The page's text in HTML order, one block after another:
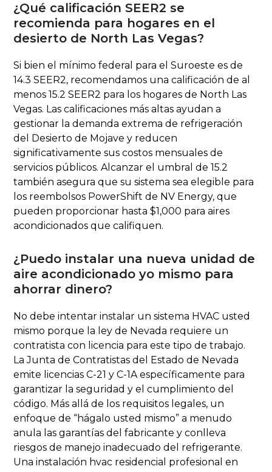
¿Qué calificación SEER2 se
recomienda para hogares en el
desierto de North Las Vegas?
Si bien el mínimo federal para el Suroeste es de
14.3 SEER2, recomendamos una calificación de al
menos 15.2 SEER2 para los hogares de North Las
Vegas. Las calificaciones más altas ayudan a
gestionar la demanda extrema de refrigeración
del Desierto de Mojave y reducen
significativamente sus costos mensuales de
servicios públicos. Alcanzar el umbral de 15.2
también asegura que su sistema sea elegible para
los reembolsos PowerShift de NV Energy, que
pueden proporcionar hasta $1,000 para aires
acondicionados que califiquen.
¿Puedo instalar una nueva unidad de
aire acondicionado yo mismo para
ahorrar dinero?
No debe intentar instalar un sistema HVAC usted
mismo porque la ley de Nevada requiere un
contratista con licencia para este tipo de trabajo.
La Junta de Contratistas del Estado de Nevada
emite licencias C-21 y C-1A específicamente para
garantizar la seguridad y el cumplimiento del
código. Más allá de los requisitos legales, un
enfoque de “hágalo usted mismo” a menudo
anula las garantías del fabricante y conlleva
riesgos de manejo inadecuado del refrigerante.
Una instalación hvac residencial profesional en